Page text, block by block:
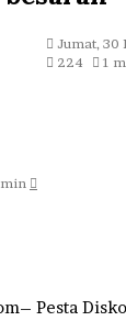
Send
an
Jumat, 30
224
1
Pesta